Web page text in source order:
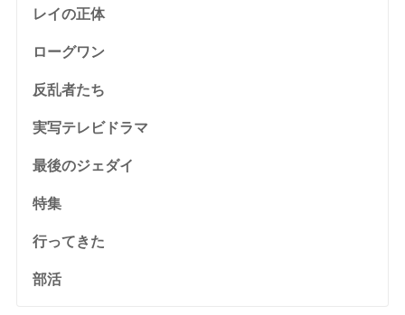
レイの正体
ローグワン
反乱者たち
実写テレビドラマ
最後のジェダイ
特集
行ってきた
部活